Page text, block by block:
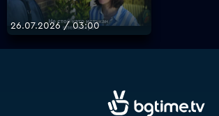
26.07.2026 / 03:00